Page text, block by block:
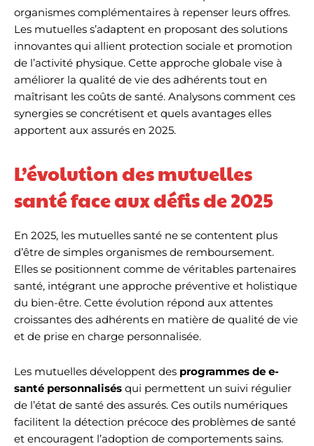
organismes complémentaires à repenser leurs offres.
Les mutuelles s’adaptent en proposant des solutions
innovantes qui allient protection sociale et promotion
de l’activité physique. Cette approche globale vise à
améliorer la qualité de vie des adhérents tout en
maîtrisant les coûts de santé. Analysons comment ces
synergies se concrétisent et quels avantages elles
apportent aux assurés en 2025.
L’évolution des mutuelles
santé face aux défis de 2025
En 2025, les mutuelles santé ne se contentent plus
d’être de simples organismes de remboursement.
Elles se positionnent comme de véritables partenaires
santé, intégrant une approche préventive et holistique
du bien-être. Cette évolution répond aux attentes
croissantes des adhérents en matière de qualité de vie
et de prise en charge personnalisée.
Les mutuelles développent des programmes de e-
santé personnalisés qui permettent un suivi régulier
de l’état de santé des assurés. Ces outils numériques
facilitent la détection précoce des problèmes de santé
et encouragent l’adoption de comportements sains.